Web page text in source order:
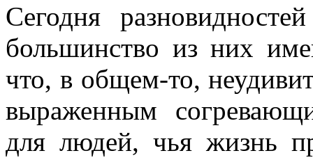
Сегодня
большинство из них
что, в общем-то,
выраженным
для людей, чья жизнь